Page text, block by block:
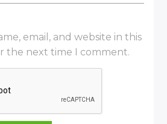
email, and website in this
the next time I comment.